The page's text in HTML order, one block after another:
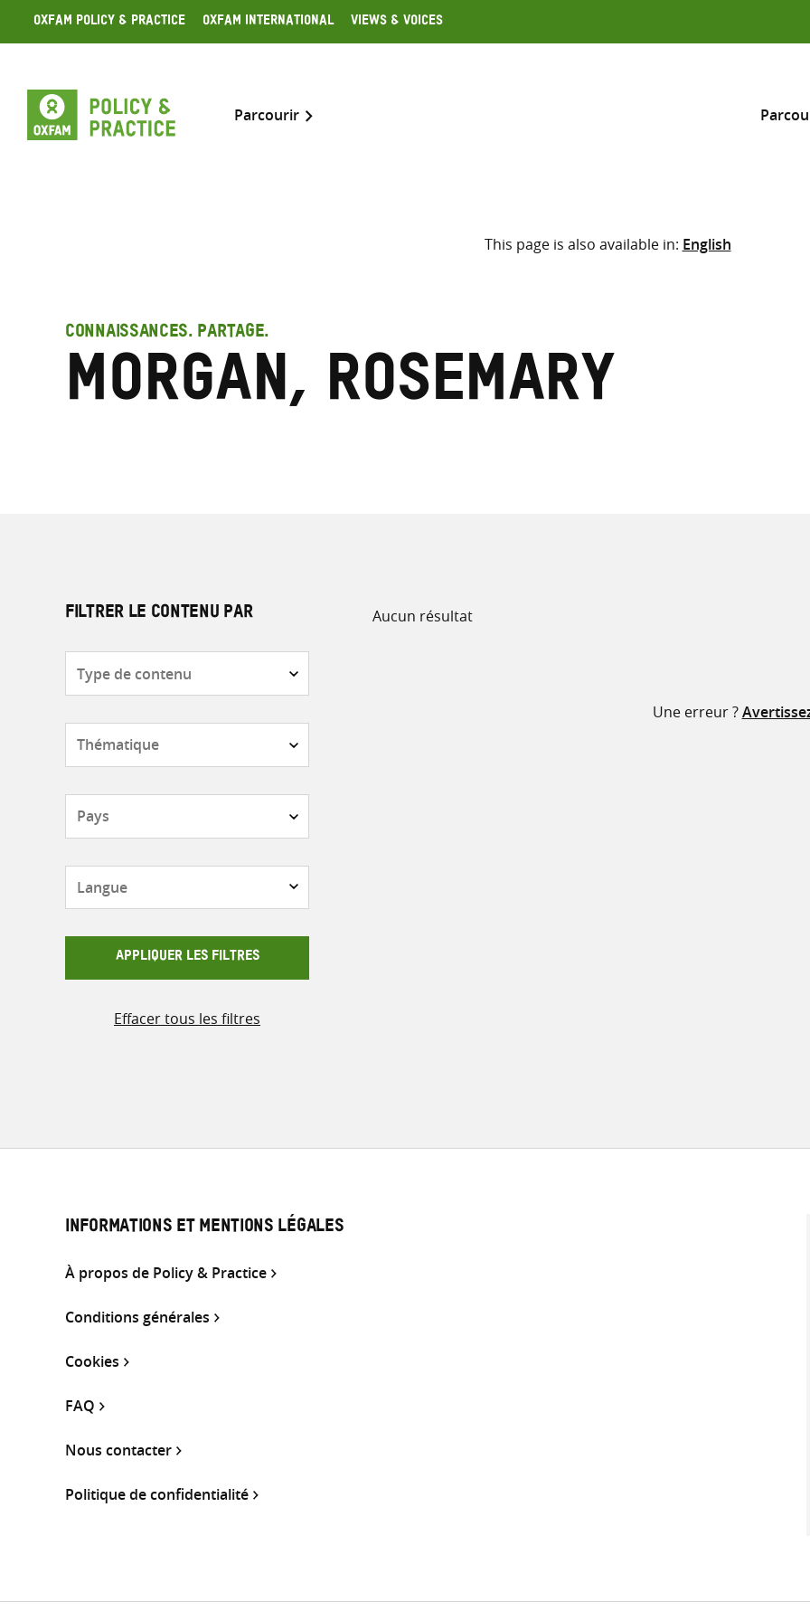
Skip
to
Oxfam Policy & Practice Oxfam International Views & Voices
Parcourir
Inclure
Sélectionner l’emplacement
termes
This page is also available in: English
CONNAISSANCES. PARTAGE.
Morgan, Rosemary
FILTRER LE CONTENU PAR
de
APPLIQUER LES FILTRES
Effacer tous les filtres
Aucun résultat
Une erreur ?
INFORMATIONS ET MENTIONS LÉGALES
À propos de Policy & Practice
Conditions générales
Cookies
FAQ
Nous contacter
Politique de confidentialité